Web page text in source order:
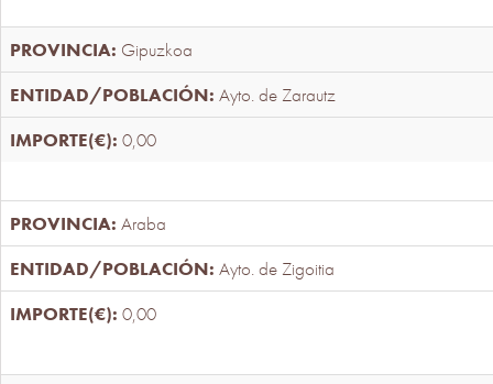
Gipuzkoa
Ayto. de Zarautz
0,00
Araba
Ayto. de Zigoitia
0,00